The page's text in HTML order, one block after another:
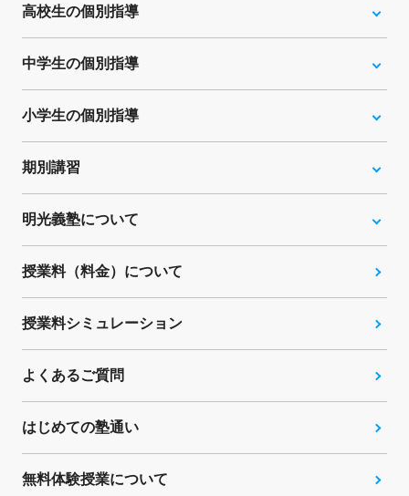
高校生の個別指導
中学生の個別指導
小学生の個別指導
期別講習
明光義塾について
授業料（料金）について
授業料シミュレーション
よくあるご質問
はじめての塾通い
無料体験授業について